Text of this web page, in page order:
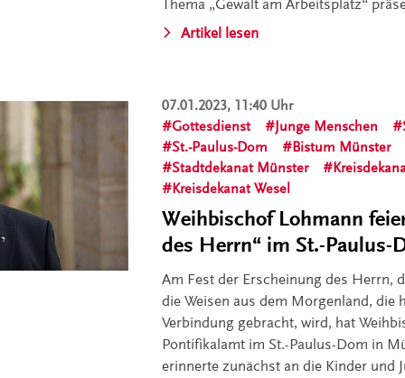
Thema „Gewalt am Arbeitsplatz“
Artikel lesen
07.01.2023, 11:40 Uhr
Gottesdienst
Junge Menschen
St.-Paulus-Dom
Bistum Münster
Stadtdekanat Münster
Kreisdekanat Wesel
Weihbischof Lohmann
des Herrn“ im St.-Paulus-
Am Fest der Erscheinung des Herrn,
die Weisen aus dem Morgenland, die
Verbindung gebracht, wird, hat
Pontifikalamt im St.-Paulus-Dom in
erinnerte zunächst an die Kinder und